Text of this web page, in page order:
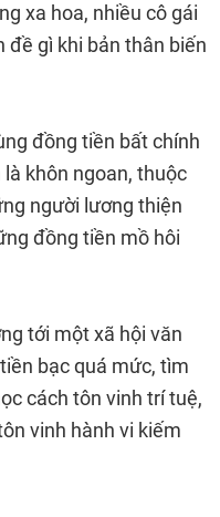
xa hoa, nhiều cô gái
đề gì khi bản thân biến
đồng tiền bất chính
khôn ngoan, thuộc
người lương thiện
đồng tiền mồ hôi
tới một xã hội văn
bạc quá mức, tìm
cách tôn vinh trí tuệ,
vinh hành vi kiếm